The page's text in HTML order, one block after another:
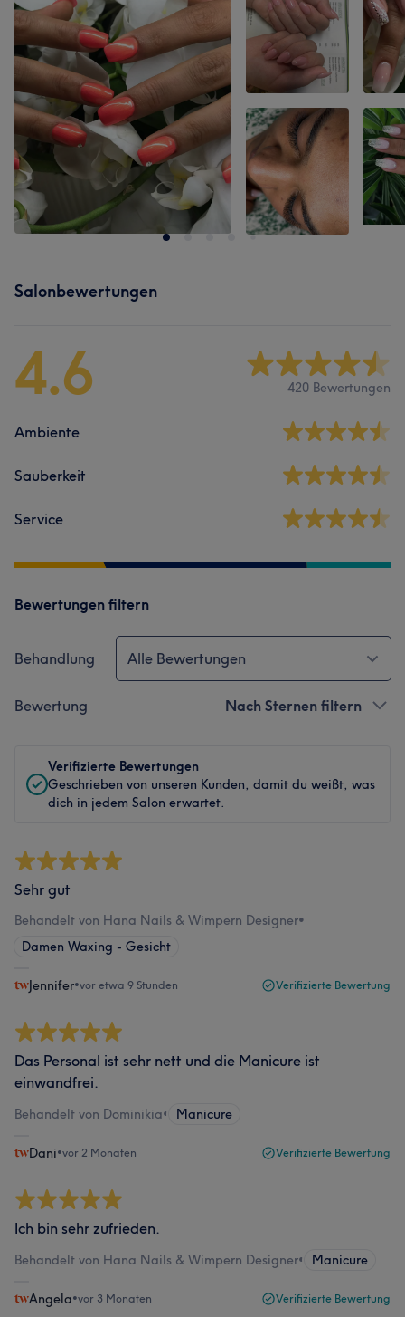
Salonbewertungen
4.6 420 Bewertungen
Ambiente
Sauberkeit
Service
Bewertungen filtern
Behandlung Alle Bewertungen
Bewertung Nach Sternen filtern
Verifizierte Bewertungen
Geschrieben von unseren Kunden, damit du weißt, was
dich in jedem Salon erwartet.
Sehr gut
Behandelt von Hana Nails & Wimpern Designer•
Damen Waxing - Gesicht
Jennifer•vor etwa 9 Stunden Verifizierte Bewertung
Das Personal ist sehr nett und die Manicure ist
einwandfrei.
Behandelt von Dominikia• Manicure
Dani•vor 2 Monaten Verifizierte Bewertung
Ich bin sehr zufrieden.
Behandelt von Hana Nails & Wimpern Designer• Manicure
Angela•vor 3 Monaten Verifizierte Bewertung